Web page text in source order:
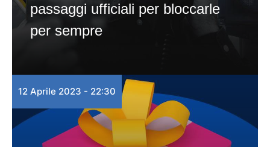
passaggi ufficiali per bloccarle
per sempre
12 Aprile 2023 - 22:30